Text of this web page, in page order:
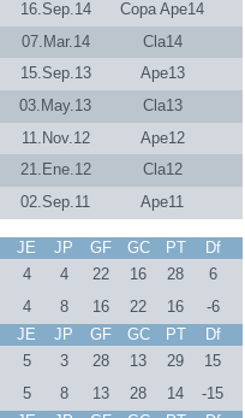
16.Sep.14
Copa Ape14
07.Mar.14
Cla14
15.Sep.13
Ape13
03.May.13
Cla13
11.Nov.12
Ape12
21.Ene.12
Cla12
02.Sep.11 Ape11
JE JP GF GC PT
Df
4 4 22 16 28
6
4 8 16 22 16
-6
JE JP GF GC PT
Df
5 3 28 13 29
15
5 8 13 28 14
-15